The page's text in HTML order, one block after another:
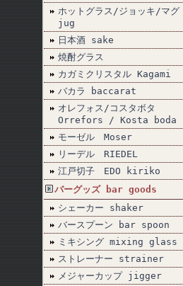
ホットグラス/ジョッキ/マグ
jug
日本酒 sake
焼酎グラス
カガミクリスタル Kagami
バカラ baccarat
オレフォス/コスタボタ
Orrefors / Kosta boda
モーゼル Moser
リーデル RIEDEL
江戸切子 EDO kiriko
バーグッズ bar goods
シェーカー shaker
バースプーン bar spoon
ミキシング mixing glass
ストレーナー strainer
メジャーカップ jigger